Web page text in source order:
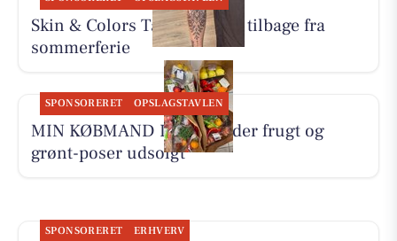
Skin & Colors Tattoo ApS er tilbage fra
sommerferie
SPONSORERET OPSLAGSTAVLEN
MIN KØBMAND I ASP melder frugt og
grønt-poser udsolgt
SPONSORERET ERHVERV